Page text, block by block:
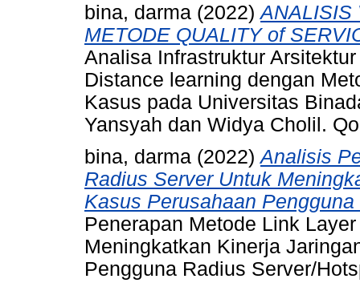
bina, darma (2022)ANALISIS
METODE QUALITY of
Analisa Infrastruktur
Distance learning dengan
Kasus pada Universitas
Yansyah dan Widya Cholil.
bina, darma (2022)Analisis
Radius Server Untuk
Kasus Perusahaan
Penerapan Metode Link
Meningkatkan Kinerja
Pengguna Radius Server/